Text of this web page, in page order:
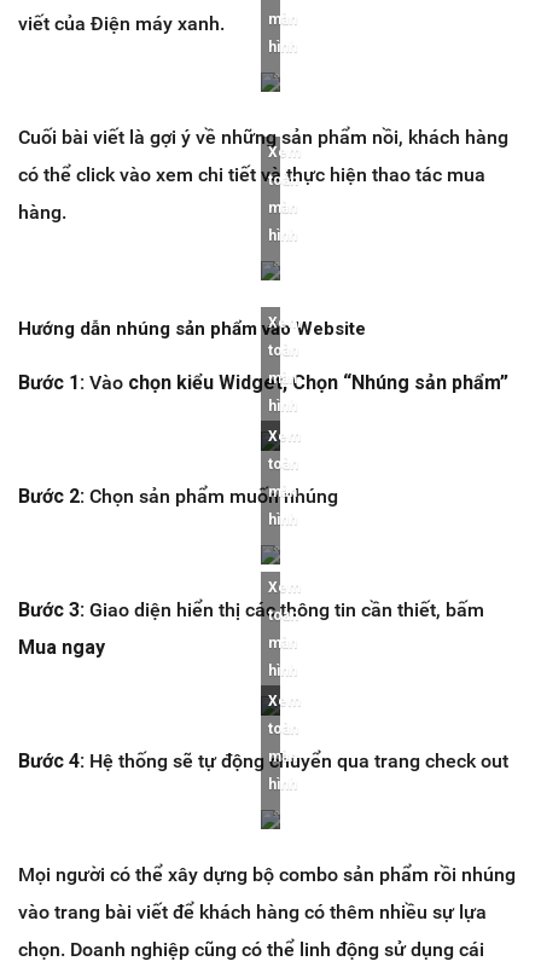
viết của Điện máy xanh.
màn
hình
Cuối bài viết là gợi ý về những sản phẩm nồi, khách hàng
có thể click vào xem chi tiết và thực hiện thao tác mua
hàng.
Xem
toàn
màn
hình
Hướng dẫn nhúng sản phẩm vào Website
Bước 1: Vào chọn kiểu Widget, Chọn “Nhúng sản phẩm”
Xem
toàn
màn
hình
Bước 2: Chọn sản phẩm muốn nhúng
Xem
toàn
màn
hình
Bước 3: Giao diện hiển thị các thông tin cần thiết, bấm
Mua ngay
Xem
toàn
màn
hình
Bước 4: Hệ thống sẽ tự động chuyển qua trang check out
Xem
toàn
màn
hình
Mọi người có thể xây dựng bộ combo sản phẩm rồi nhúng
vào trang bài viết để khách hàng có thêm nhiều sự lựa
chọn. Doanh nghiệp cũng có thể linh động sử dụng cái